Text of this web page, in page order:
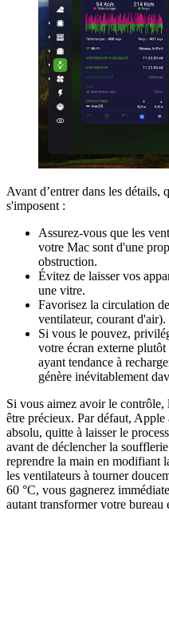
Avant d’entrer dans les détails,
s'imposent :
Assurez-vous que les
votre Mac sont d'une
obstruction.
Évitez de laisser vos
une vitre.
Favorisez la circulation
ventilateur, courant d'air).
Si vous le pouvez,
votre écran externe
ayant tendance à
génère inévitablement
Si vous aimez avoir le
être précieux. Par défaut,
absolu, quitte à laisser le
avant de déclencher la
reprendre la main en modifiant
les ventilateurs à tourner
60 °C, vous gagnerez
autant transformer votre bureau